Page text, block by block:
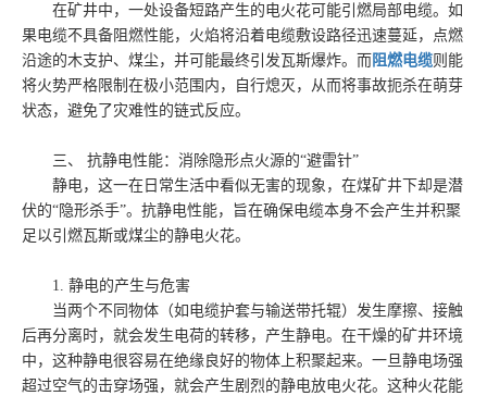
在矿井中，一处设备短路产生的电火花可能引燃局部电缆。如
果电缆不具备阻燃性能，火焰将沿着电缆敷设路径迅速蔓延，点燃
沿途的木支护、煤尘，并可能最终引发瓦斯爆炸。而阻燃电缆则能
将火势严格限制在极小范围内，自行熄灭，从而将事故扼杀在萌芽
状态，避免了灾难性的链式反应。
三、 抗静电性能：消除隐形点火源的“避雷针”
静电，这一在日常生活中看似无害的现象，在煤矿井下却是潜
伏的“隐形杀手”。抗静电性能，旨在确保电缆本身不会产生并积聚
足以引燃瓦斯或煤尘的静电火花。
1. 静电的产生与危害
当两个不同物体（如电缆护套与输送带托辊）发生摩擦、接触
后再分离时，就会发生电荷的转移，产生静电。在干燥的矿井环境
中，这种静电很容易在绝缘良好的物体上积聚起来。一旦静电场强
超过空气的击穿场强，就会产生剧烈的静电放电火花。这种火花能